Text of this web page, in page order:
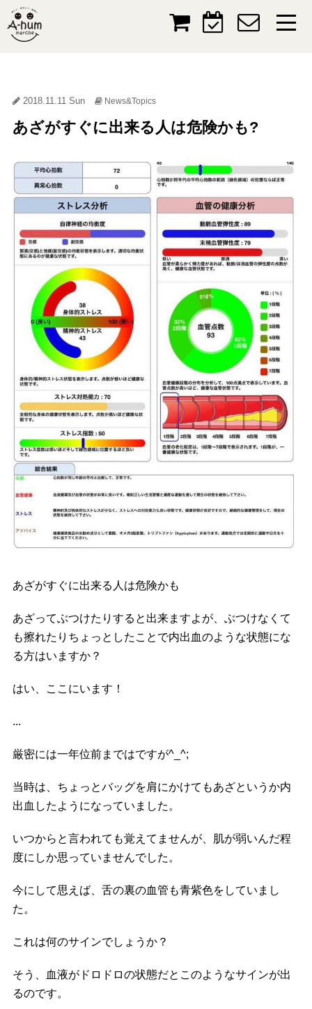
2018.11.11 Sun News&Topics
あざがすぐに出来る人は危険かも?
あざがすぐに出来る人は危険かも
あざってぶつけたりすると出来ますよが、ぶつけなくて
も擦れたりちょっとしたことで内出血のような状態にな
る方はいますか？
はい、ここにいます！
...
厳密には一年位前まではですが^_^;
当時は、ちょっとバッグを肩にかけてもあざというか内
出血したようになっていました。
いつからと言われても覚えてませんが、肌が弱いんだ程
度にしか思っていませんでした。
今にして思えば、舌の裏の血管も青紫色をしていまし
た。
これは何のサインでしょうか？
そう、血液がドロドロの状態だとこのようなサインが出
るのです。